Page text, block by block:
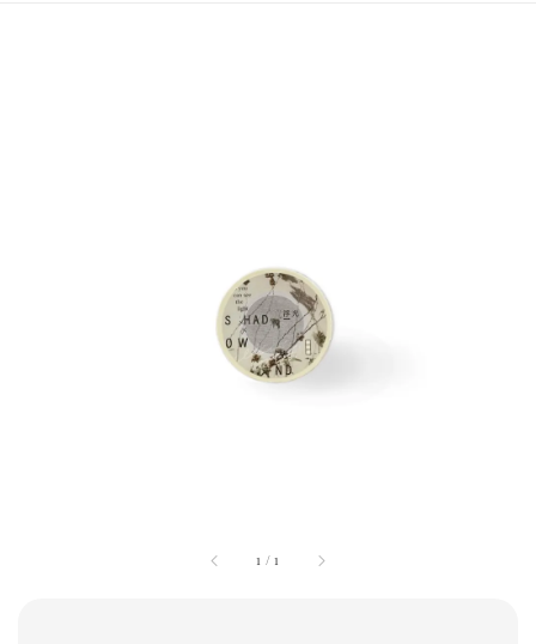
1 /1